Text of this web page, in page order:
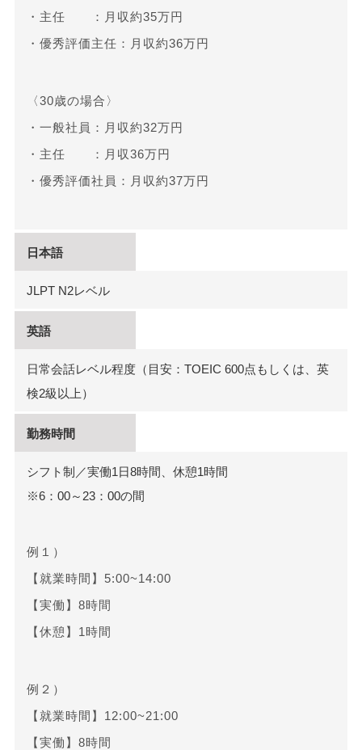
・主任 ：月収約35万円
・優秀評価主任：月収約36万円
〈30歳の場合〉
・一般社員：月収約32万円
・主任 ：月収36万円
・優秀評価社員：月収約37万円
日本語
JLPT N2レベル
英語
日常会話レベル程度（目安：TOEIC 600点もしくは、英
検2級以上）
勤務時間
シフト制／実働1日8時間、休憩1時間
※6：00～23：00の間
例１）
【就業時間】5:00~14:00
【実働】8時間
【休憩】1時間
例２）
【就業時間】12:00~21:00
【実働】8時間